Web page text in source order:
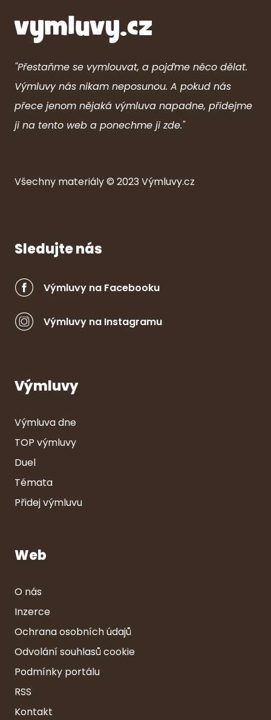
"Přestaňme se vymlouvat, a pojďme něco dělat.
Výmluvy nás nikam neposunou. A pokud nás
přece jenom nějaká výmluva napadne, přidejme
ji na tento web a ponechme ji zde."
Všechny materiály © 2023Výmluvy.cz
Sledujte nás
Výmluvy na Facebooku
Výmluvy na Instagramu
Výmluvy
Výmluva dne
TOP výmluvy
Duel
Témata
Přidej výmluvu
Web
O nás
Inzerce
Ochrana osobních údajů
Odvolání souhlasů cookie
Podmínky portálu
RSS
Kontakt